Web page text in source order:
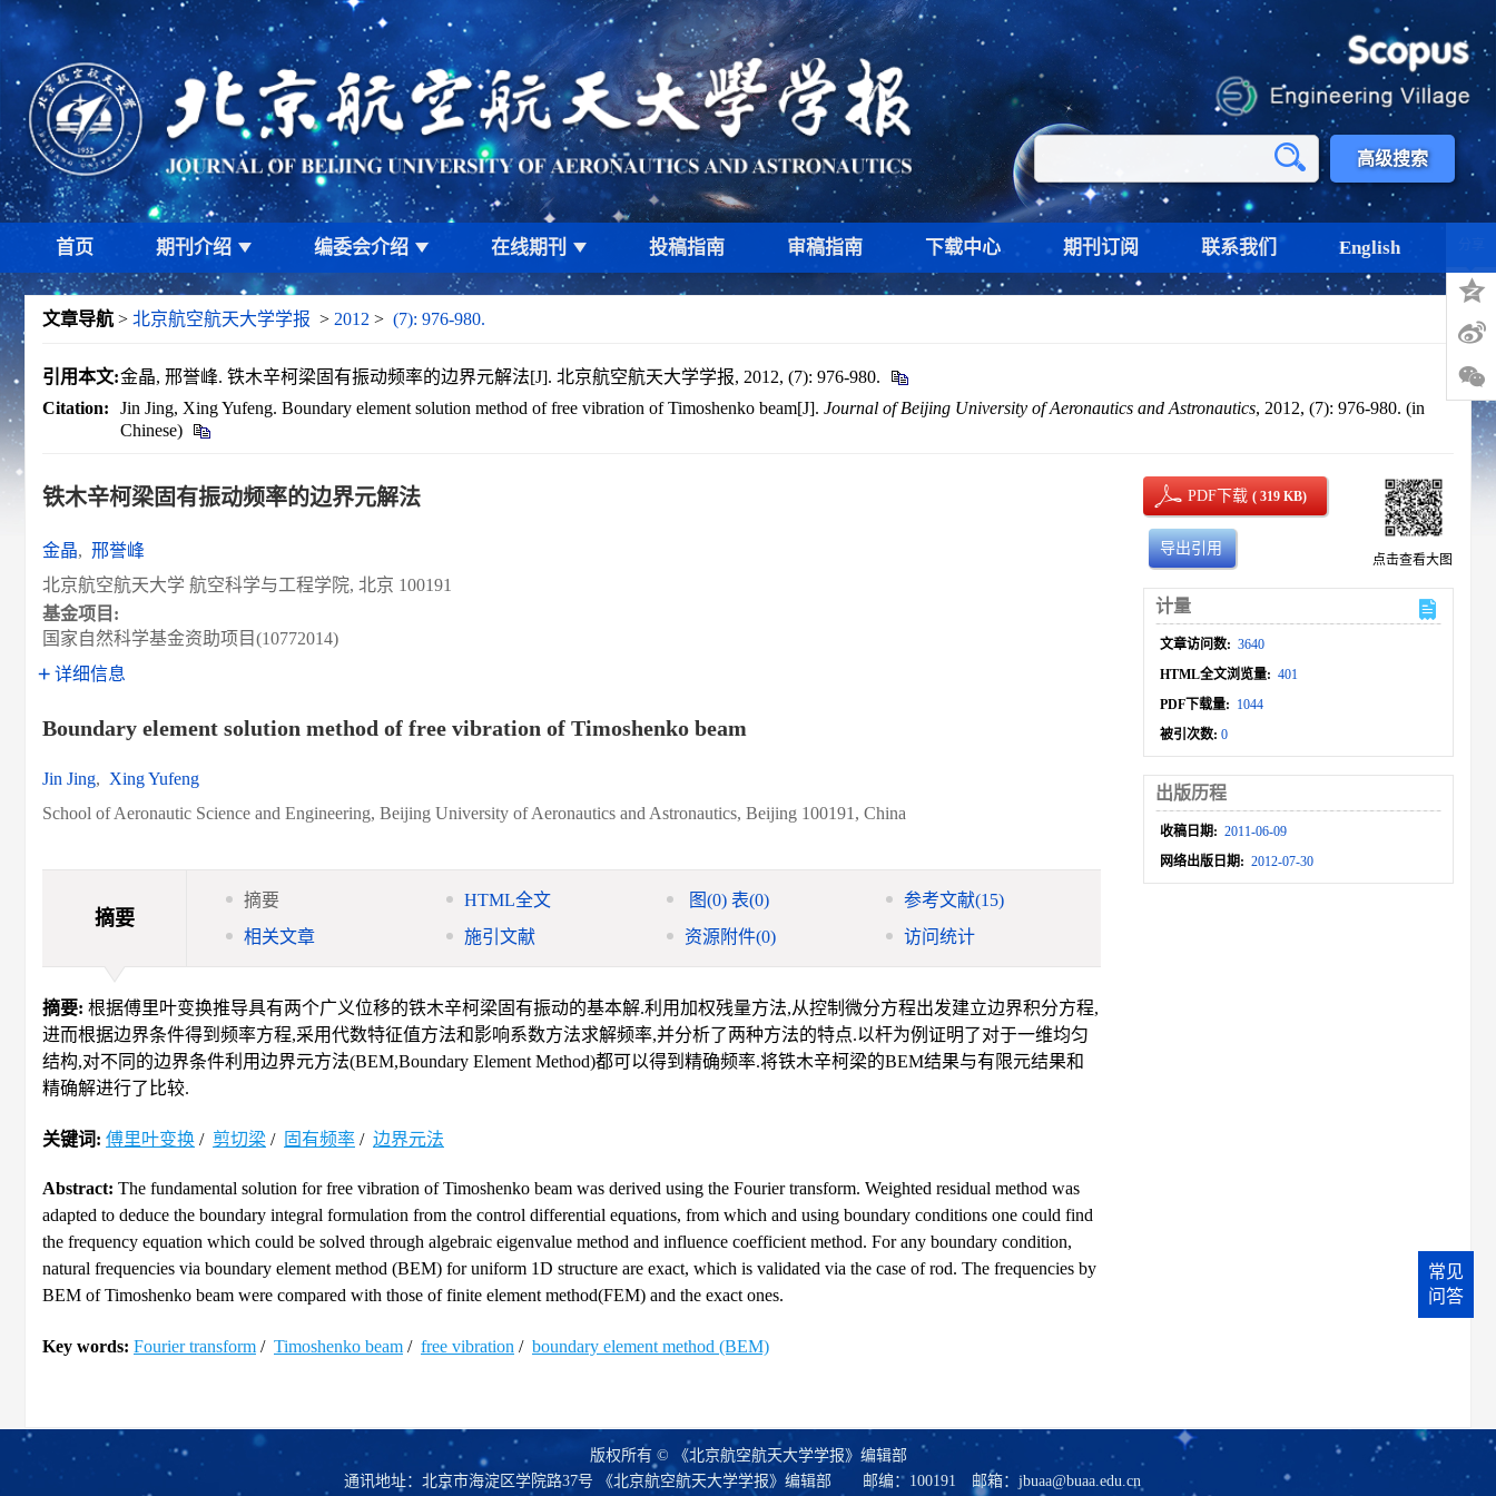
高级搜索
首页 期刊介绍 编委会介绍 在线期刊 投稿指南 审稿指南 下载中心 期刊订阅 联系我们 English
文章导航 > 北京航空航天大学学报 > 2012 > (7): 976-980.
引用本文:金晶, 邢誉峰. 铁木辛柯梁固有振动频率的边界元解法[J]. 北京航空航天大学学报, 2012, (7): 976-980.
Citation:
Jin Jing, Xing Yufeng. Boundary element solution method of free vibration of Timoshenko beam[J]. Journal of Beijing University of Aeronautics and Astronautics, 2012, (7): 976-980. (in
Chinese)
铁木辛柯梁固有振动频率的边界元解法
金晶, 邢誉峰
北京航空航天大学 航空科学与工程学院, 北京 100191
基金项目:
国家自然科学基金资助项目(10772014)
详细信息
Boundary element solution method of free vibration of Timoshenko beam
Jin Jing, Xing Yufeng
School of Aeronautic Science and Engineering, Beijing University of Aeronautics and Astronautics, Beijing 100191, China
摘要
摘要 HTML全文 图(0)表(0) 参考文献(15)
相关文章
施引文献 资源附件(0) 访问统计
摘要: 根据傅里叶变换推导具有两个广义位移的铁木辛柯梁固有振动的基本解.利用加权残量方法,从控制微分方程出发建立边界积分方程,
进而根据边界条件得到频率方程,采用代数特征值方法和影响系数方法求解频率,并分析了两种方法的特点.以杆为例证明了对于一维均匀
结构,对不同的边界条件利用边界元方法(BEM,Boundary Element Method)都可以得到精确频率.将铁木辛柯梁的BEM结果与有限元结果和
精确解进行了比较.
关键词: 傅里叶变换 / 剪切梁 / 固有频率 / 边界元法
Abstract: The fundamental solution for free vibration of Timoshenko beam was derived using the Fourier transform. Weighted residual method was
adapted to deduce the boundary integral formulation from the control differential equations, from which and using boundary conditions one could find
the frequency equation which could be solved through algebraic eigenvalue method and influence coefficient method. For any boundary condition,
natural frequencies via boundary element method (BEM) for uniform 1D structure are exact, which is validated via the case of rod. The frequencies by
BEM of Timoshenko beam were compared with those of finite element method(FEM) and the exact ones.
Key words: Fourier transform / Timoshenko beam / free vibration / boundary element method (BEM)
PDF下载( 319 KB)
导出引用
点击查看大图
计量
文章访问数: 3640
HTML全文浏览量: 401
PDF下载量: 1044
被引次数:0
出版历程
收稿日期: 2011-06-09
网络出版日期: 2012-07-30
常见
问答
版权所有 © 《北京航空航天大学学报》编辑部
通讯地址：北京市海淀区学院路37号 《北京航空航天大学学报》编辑部
邮编：100191 邮箱： jbuaa@buaa.edu.cn